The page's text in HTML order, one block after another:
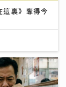
裏》奪得今